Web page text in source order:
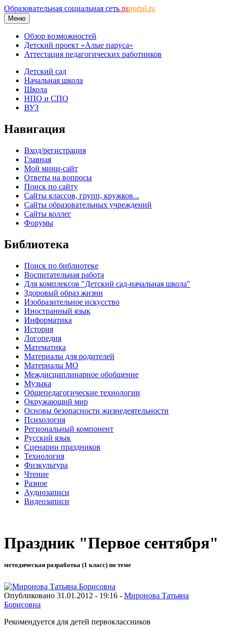
Образовательная социальная сеть nsportal.ru
Меню
Обзор возможностей
Детский проект «Алые паруса»
Аттестация педагогических работников
Детский сад
Начальная школа
Школа
НПО и СПО
ВУЗ
Навигация
Вход/регистрация
Главная
Мой мини-сайт
Ответы на вопросы
Поиск по сайту
Сайты классов, групп, кружков...
Сайты образовательных учреждений
Сайты коллег
Форумы
Библиотека
Поиск по библиотеке
Воспитательная работа
Для комплексов "Детский сад-начальная школа"
Здоровый образ жизни
Изобразительное искусство
Иностранный язык
Информатика
История
Логопедия
Математика
Материалы для родителей
Материалы МО
Междисциплинарное обобщение
Музыка
Общепедагогические технологии
Окружающий мир
Основы безопасности жизнедеятельности
Психология
Региональный компонент
Русский язык
Сценарии праздников
Технология
Физкультура
Чтение
Разное
Аудиозаписи
Видеозаписи
Праздник "Первое сентября"
методическая разработка (1 класс) по теме
Опубликовано 31.01.2012 - 19:16 - Миронова Татьяна
Борисовна
Рекомендуется для детей первоклассников